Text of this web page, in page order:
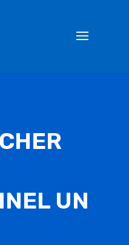
verbale
UN